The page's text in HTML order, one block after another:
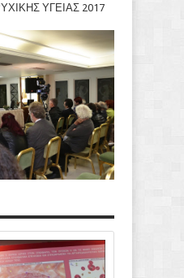
ΥΓΕΙΑΣ 2017